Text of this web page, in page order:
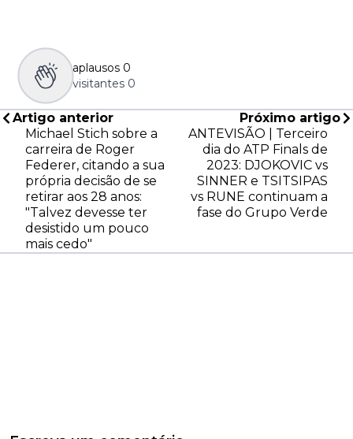
aplausos 0
visitantes 0
Artigo anterior
Michael Stich sobre a
carreira de Roger
Federer, citando a sua
própria decisão de se
retirar aos 28 anos:
"Talvez devesse ter
desistido um pouco
mais cedo"
Próximo artigo
ANTEVISÃO | Terceiro
dia do ATP Finals de
2023: DJOKOVIC vs
SINNER e TSITSIPAS
vs RUNE continuam a
fase do Grupo Verde